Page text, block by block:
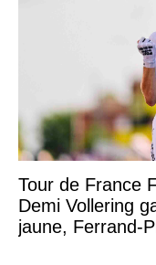
Tour de France
Demi Vollering
jaune, Ferrand-